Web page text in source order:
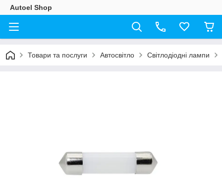
Autoel Shop
Товари та послуги Автосвітло Світлодіодні лампи